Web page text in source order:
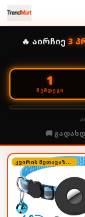
🔥 აირჩიე 3
1
ᲨᲔᲛᲓᲔᲒᲘ
🚚
კვირის შეთავაზება